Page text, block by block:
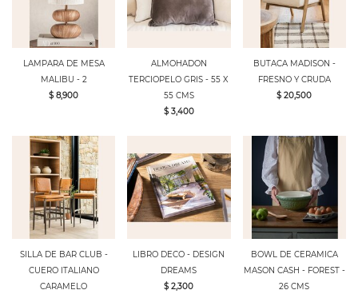
LAMPARA DE MESA
MALIBU - 2
$ 8,900
ALMOHADON
TERCIOPELO GRIS - 55 X
55 CMS
$ 3,400
BUTACA MADISON -
FRESNO Y CRUDA
$ 20,500
SILLA DE BAR CLUB -
CUERO ITALIANO
CARAMELO
LIBRO DECO - DESIGN
DREAMS
$ 2,300
BOWL DE CERAMICA
MASON CASH - FOREST -
26 CMS